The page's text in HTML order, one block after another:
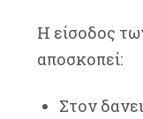
Η είσοδος
αποσκοπεί:
Στον